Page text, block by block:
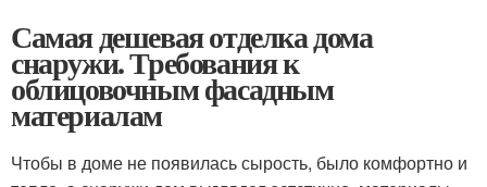
Самая дешевая отделка дома
снаружи. Требования к
облицовочным фасадным
материалам
Чтобы в доме не появилась сырость, было комфортно и